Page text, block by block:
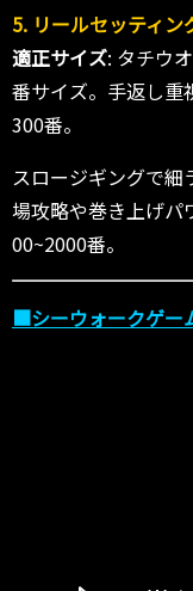
5. リールセッティ
適正サイズ: タチウ
番サイズ。手返し重
300番。
スロージギングで
場攻略や巻き上げパ
00~2000番。
■シーウォークゲー